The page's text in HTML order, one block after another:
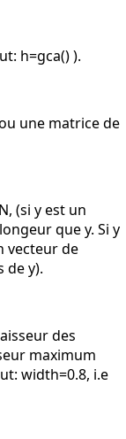
h=gca() ).
une matrice de
(si y est un
que y. Si y
vecteur de
de y).
des
maximum
width=0.8, i.e